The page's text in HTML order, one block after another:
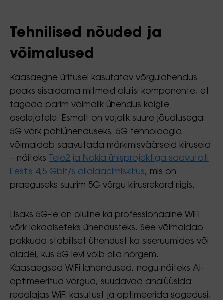
Tehnilised nõuded ja
võimalused
Kaasaegne üritusel kasutatav võrgulahendus
peaks sisaldama mitmeid olulisi komponente, et
tagada parim võimalik ühendus kõigile
osalejatele. Esmalt on vajalik suure jõudlusega
5G võrk põhiühenduseks. 5G tehnoloogia
võimaldab saavutada märkimisväärseid kiiruseid
– näiteks
Tele2 ja Nokia ühisprojektiga saavutati
Eestis 4,5 Gbit/s allalaadimiskiirus, mis on
praeguseks suurim 5G võrgu kiirusrekord riigis.
Lisaks 5G-le on oluline ka professionaalne WiFi
võrk lokaalseteks ühendusteks. See võimaldab
pakkuda stabiilset ühendust ka siseruumides või
aladel, kus 5G levi võib olla nõrgem.
Kaasaegsed WiFi lahendused, nagu näiteks AI-
optimeeritud võrgud, suudavad analüüsida
reaalajas WiFi kasutust ja optimeerida sagedusi,